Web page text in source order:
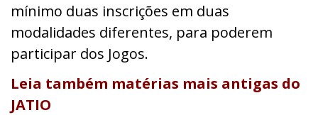
mínimo duas inscrições em duas
modalidades diferentes, para poderem
participar dos Jogos.
Leia também matérias mais antigas do
JATIO